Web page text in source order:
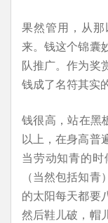
果然管用，从
来。钱这个锦囊
队推广。作为奖
钱成了名符其实
钱很高，站在黑
以上，在身高普
当劳动知青的
（当然包括知
的太阳每天都要
然后鞋儿破，帽